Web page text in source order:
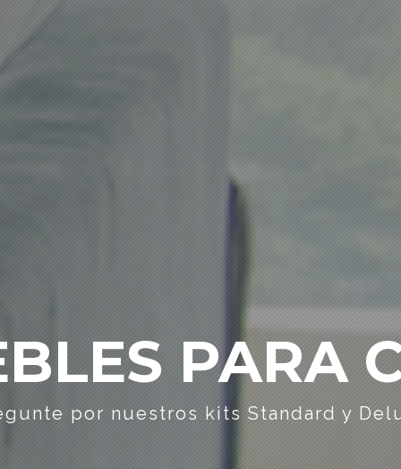
PARA
por nuestros kits Standard y